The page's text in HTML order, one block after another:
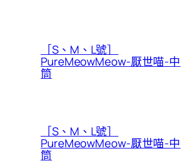
［S、M、L號］
PureMeowMeow-厭世喵-中
筒
［S、M、L號］
PureMeowMeow-厭世喵-中
筒